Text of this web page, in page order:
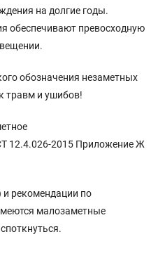
на долгие годы.
обеспечивают превосходную
обозначения незаметных
травм и ушибов!
12.4.026-2015 Приложение Ж
рекомендации по
малозаметные